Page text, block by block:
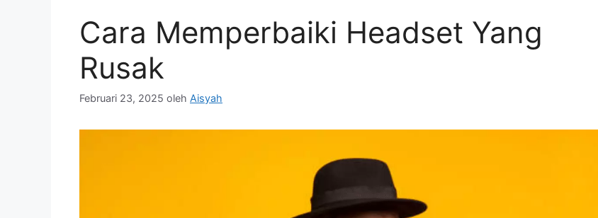
Cara Memperbaiki Headset Yang
Rusak
Februari 23, 2025 oleh Aisyah